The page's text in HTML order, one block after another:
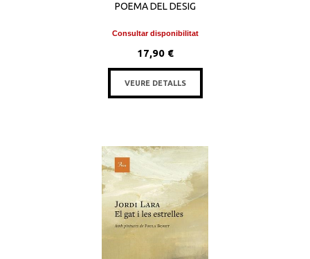
POEMA DEL DESIG
Consultar disponibilitat
17,90 €
VEURE DETALLS